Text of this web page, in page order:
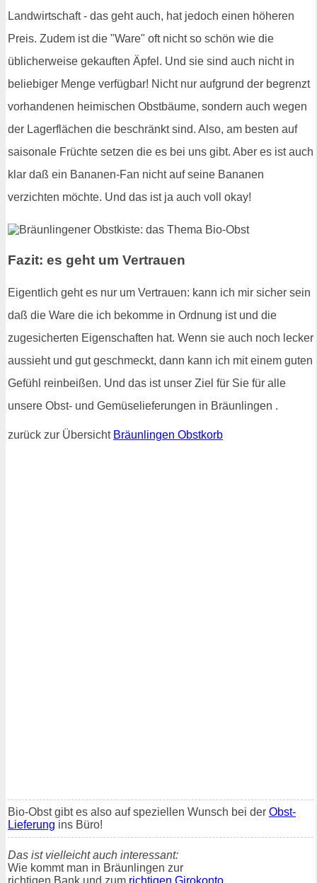
Landwirtschaft - das geht auch, hat jedoch einen höheren
Preis. Zudem ist die "Ware" oft nicht so schön wie die
üblicherweise gekauften Äpfel. Und sie sind auch nicht in
beliebiger Menge verfügbar! Nicht nur aufgrund der begrenzt
vorhandenen heimischen Obstbäume, sondern auch wegen
der Lagerflächen die beschränkt sind. Also, am besten auf
saisonale Früchte setzen die es bei uns gibt. Aber es ist auch
klar daß ein Bananen-Fan nicht auf seine Bananen
verzichten möchte. Und das ist ja auch voll okay!
Fazit: es geht um Vertrauen
Eigentlich geht es nur um Vertrauen: kann ich mir sicher sein
daß die Ware die ich bekomme in Ordnung ist und die
zugesicherten Eigenschaften hat. Wenn sie auch noch lecker
aussieht und gut geschmeckt, dann kann ich mit einem guten
Gefühl reinbeißen. Und das ist unser Ziel für Sie für alle
unsere Obst- und Gemüselieferungen in Bräunlingen .
zurück zur Übersicht Bräunlingen Obstkorb
Bio-Obst gibt es also auf speziellen Wunsch bei der Obst-
Lieferung ins Büro!
Das ist vielleicht auch interessant:
Wie kommt man in Bräunlingen zur
richtigen Bank und zum richtigen Girokonto